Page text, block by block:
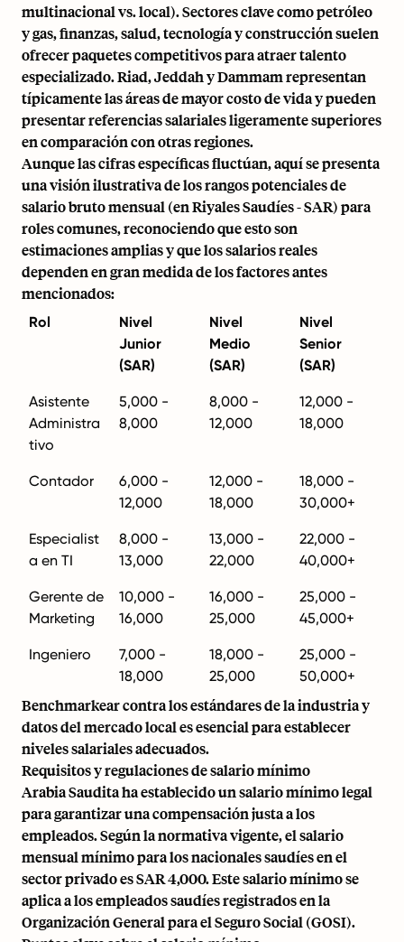
multinacional vs. local). Sectores clave como petróleo
y gas, finanzas, salud, tecnología y construcción suelen
ofrecer paquetes competitivos para atraer talento
especializado. Riad, Jeddah y Dammam representan
típicamente las áreas de mayor costo de vida y pueden
presentar referencias salariales ligeramente superiores
en comparación con otras regiones.
Aunque las cifras específicas fluctúan, aquí se presenta
una visión ilustrativa de los rangos potenciales de
salario bruto mensual (en Riyales Saudíes - SAR) para
roles comunes, reconociendo que esto son
estimaciones amplias y que los salarios reales
dependen en gran medida de los factores antes
mencionados:
Rol
Nivel
Junior
(SAR)
Nivel
Medio
(SAR)
Nivel
Senior
(SAR)
Asistente
Administra
tivo
5,000 -
8,000
8,000 -
12,000
12,000 -
18,000
Contador
6,000 -
12,000
12,000 -
18,000
18,000 -
30,000+
Especialist
a en TI
8,000 -
13,000
13,000 -
22,000
22,000 -
40,000+
Gerente de
Marketing
10,000 -
16,000
16,000 -
25,000
25,000 -
45,000+
Ingeniero
7,000 -
18,000
18,000 -
25,000
25,000 -
50,000+
Benchmarkear contra los estándares de la industria y
datos del mercado local es esencial para establecer
niveles salariales adecuados.
Requisitos y regulaciones de salario mínimo
Arabia Saudita ha establecido un salario mínimo legal
para garantizar una compensación justa a los
empleados. Según la normativa vigente, el salario
mensual mínimo para los nacionales saudíes en el
sector privado es SAR 4,000. Este salario mínimo se
aplica a los empleados saudíes registrados en la
Organización General para el Seguro Social (GOSI).